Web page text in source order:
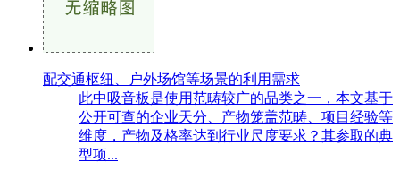
配交通枢纽、户外场馆等场景的利用需求
此中吸音板是使用范畴较广的品类之一，本文基于
公开可查的企业天分、产物笼盖范畴、项目经验等
维度，产物及格率达到行业尺度要求？其参取的典
型项...